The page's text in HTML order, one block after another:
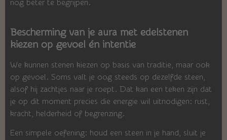
nog beter te begrijpen.
Bescherming van je aura met edelstenen
kiezen op gevoel én intentie
We kunnen stenen kiezen op basis van traditie, maar ook
op gevoel. Soms valt je oog steeds op dezelfde steen,
alsof hij zachtjes naar je roept. Dat kan een teken zijn dat
je op dit moment precies die energie wil uitnodigen: rust,
kracht, helderheid of begrenzing.
Een simpele oefening: houd een steen in je hand, sluit je